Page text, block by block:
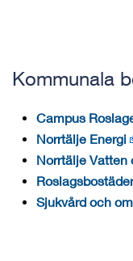
Kommunala
Campus
Norrtälje Energi
Norrtälje Vatten
Roslagsbostäder
Sjukvård och